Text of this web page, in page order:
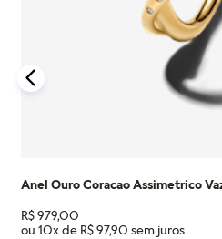
Saiba mais sobre as condições de
detalhes na nossa seção de FAQ.
Anel Ouro Coracao Assimetrico
R$979,00
ou 10x de R$97,90